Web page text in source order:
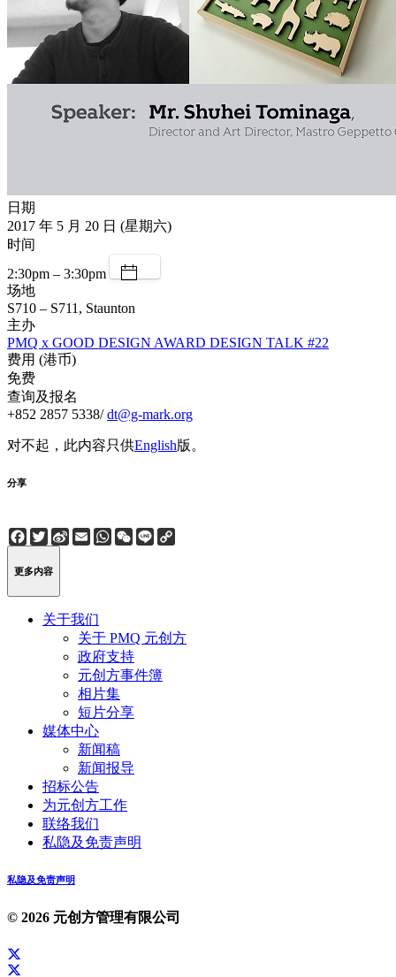
日期
2017 年 5 月 20 日 (星期六)
时间
2:30pm – 3:30pm
场地
S710 – S711, Staunton
主办
PMQ x GOOD DESIGN AWARD DESIGN TALK #22
费用 (港币)
免费
查询及报名
+852 2857 5338/dt@g-mark.org
对不起，此内容只供English版。
分享
Facebook
Twitter
Sina
Weibo
EmailWhatsApp
WeChat
Line
更多内容
关于我们
关于 PMQ 元创方
政府支持
元创方事件簿
相片集
短片分享
媒体中心
新闻稿
新闻报导
招标公告
为元创方工作
联络我们
私隐及免责声明
私隐及免责声明
© 2026 元创方管理有限公司